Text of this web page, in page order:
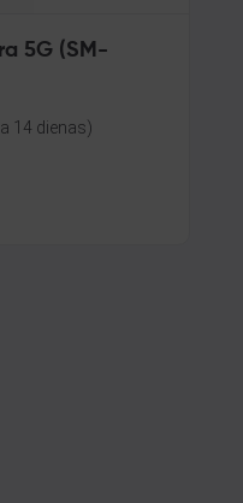
5G (SM-
14 dienas)